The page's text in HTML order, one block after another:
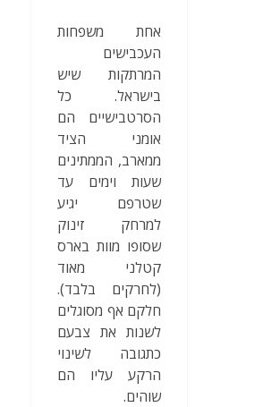
אחת משפחות
העכבישים
המרתקות שיש
בישראל. כל
הסרטבישיים הם
אומני הציד
ממארב, הממתינים
שעות וימים עד
שטרפם יגיע
למרחק זינוק
שסופו מוות בארס
קטלני מאוד
(לחרקים בלבד).
חלקם אף מסוגלים
לשנות את צבעם
כתגובה לשינוי
הרקע עליו הם
שוהים.